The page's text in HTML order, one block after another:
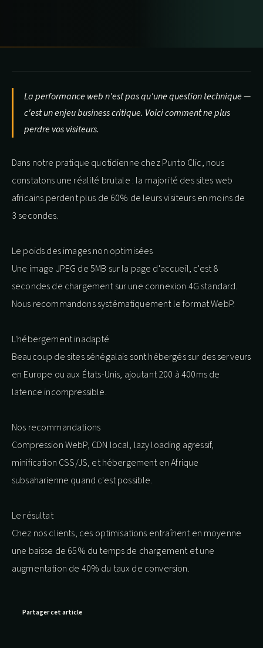
La performance web n'est pas qu'une question technique —
c'est un enjeu business critique. Voici comment ne plus
perdre vos visiteurs.
Dans notre pratique quotidienne chez Punto Clic, nous
constatons une réalité brutale : la majorité des sites web
africains perdent plus de 60% de leurs visiteurs en moins de
3 secondes.
Le poids des images non optimisées
Une image JPEG de 5MB sur la page d'accueil, c'est 8
secondes de chargement sur une connexion 4G standard.
Nous recommandons systématiquement le format WebP.
L'hébergement inadapté
Beaucoup de sites sénégalais sont hébergés sur des serveurs
en Europe ou aux États-Unis, ajoutant 200 à 400ms de
latence incompressible.
Nos recommandations
Compression WebP, CDN local, lazy loading agressif,
minification CSS/JS, et hébergement en Afrique
subsaharienne quand c'est possible.
Le résultat
Chez nos clients, ces optimisations entraînent en moyenne
une baisse de 65% du temps de chargement et une
augmentation de 40% du taux de conversion.
Partager cet article